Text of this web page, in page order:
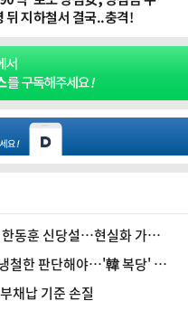
동훈 신당설…현실화 가능
철한 판단해야…'韓 복당' 당
채납 기준 손질